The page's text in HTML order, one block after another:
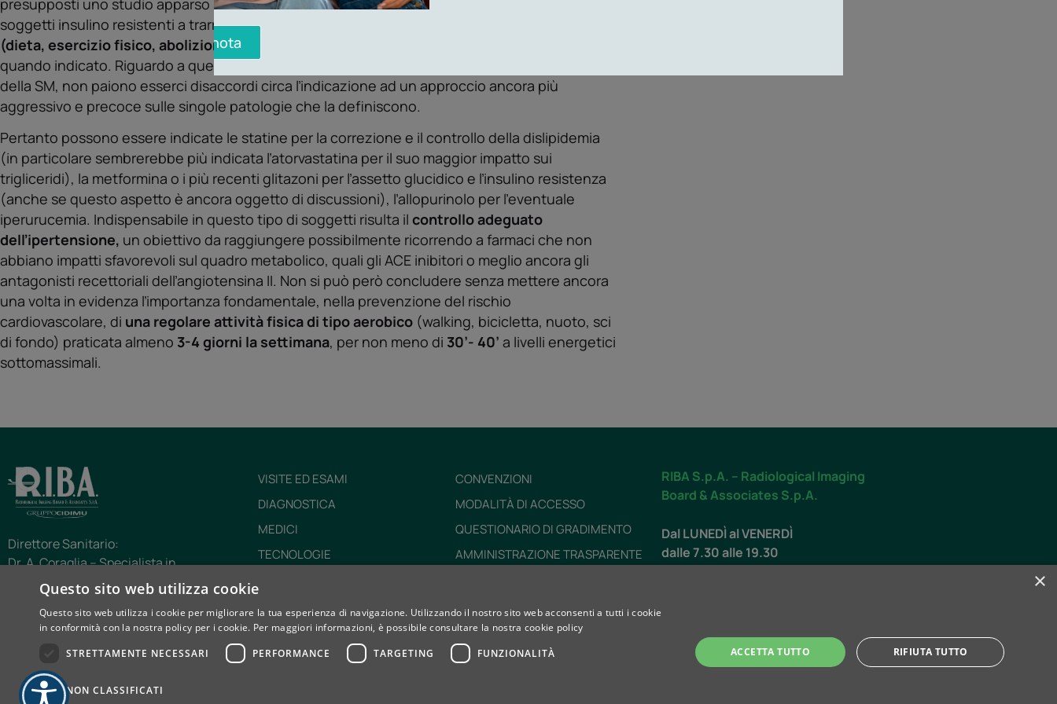
soggetti insulino resistenti a trarre maggior giovamento dalla modificazione dello stile di vita
(dieta, esercizio fisico, abolizione del fumo)
quando indicato. Riguardo a quesťultimo punto, in assenza di un attuale trattamento integrato
della SM, non paiono esserci disaccordi circa ľindicazione ad un approccio ancora più
aggressivo e precoce sulle singole patologie che la definiscono.
Pertanto possono essere indicate le statine per la correzione e il controllo della dislipidemia
(in particolare sembrerebbe più indicata ľatorvastatina per il suo maggior impatto sui
trigliceridi), la metformina o i più recenti glitazoni per ľassetto glucidico e ľinsulino resistenza
(anche se questo aspetto è ancora oggetto di discussioni), ľallopurinolo per ľeventuale
iperurucemia. Indispensabile in questo tipo di soggetti risulta il controllo adeguato
delľipertensione, un obiettivo da raggiungere possibilmente ricorrendo a farmaci che non
abbiano impatti sfavorevoli sul quadro metabolico, quali gli ACE inibitori o meglio ancora gli
antagonisti recettoriali delľangiotensina II. Non si può però concludere senza mettere ancora
una volta in evidenza ľimportanza fondamentale, nella prevenzione del rischio
cardiovascolare, di una regolare attività fisica di tipo aerobico (walking, bicicletta, nuoto, sci
di fondo) praticata almeno 3-4 giorni la settimana, per non meno di 30’- 40’ a livelli energetici
sottomassimali.
Direttore Sanitario:
Dr. A. Coraglia – Specialista in
Radiodiagnostica e Medicina del Lavoro
Via Prarostino, 10/A – 10143 Torino (TO)
Tel: 011.56.16.180
E-mail: cupriba@diagnosticariba.it
D.G.R. n. 125-6957 del 5/8/2002, DD n. 211 del
12/6/2003, DD n. 407 del 2025
VISITE ED ESAMI
DIAGNOSTICA
MEDICI
TECNOLOGIE
CARTA DEI SERVIZI
CONVENZIONI
MODALITÀ DI ACCESSO
QUESTIONARIO DI GRADIMENTO
AMMINISTRAZIONE TRASPARENTE
TEMPI DI ATTESA
LAVORA CON NOI
RIBA S.p.A. – Radiological Imaging
Board & Associates S.p.A.
Dal LUNEDÌ al VENERDÌ
dalle 7.30 alle 19.30
dalle 8.00 alle 12.30
Prenota
×
Questo sito web utilizza cookie
Questo sito web utilizza i cookie per migliorare la tua esperienza di navigazione. Utilizzando il nostro sito web acconsenti a tutti i cookie
in conformità con la nostra policy per i cookie. Per maggiori informazioni, è possibile consultare la nostra cookie policy
STRETTAMENTE NECESSARI
PERFORMANCE TARGETING FUNZIONALITÀ
NON CLASSIFICATI
ACCETTA TUTTO RIFIUTA TUTTO